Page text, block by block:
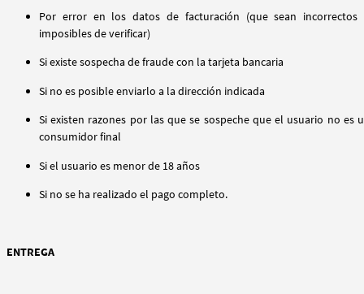
Por error en los datos de facturación (que sean incorrectos
imposibles de verificar)
Si existe sospecha de fraude con la tarjeta bancaria
Si no es posible enviarlo a la dirección indicada
Si existen razones por las que se sospeche que el usuario no es
consumidor final
Si el usuario es menor de 18 años
Si no se ha realizado el pago completo.
ENTREGA